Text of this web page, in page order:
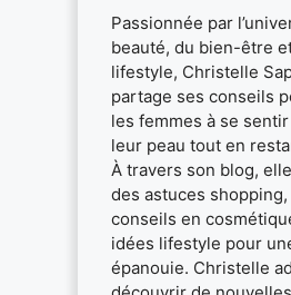
Passionnée par
beauté, du bien-être
lifestyle, Christelle
partage ses conseils
les femmes à se
leur peau tout en
À travers son blog,
des astuces shopping,
conseils en
idées lifestyle pour
épanouie. Christelle